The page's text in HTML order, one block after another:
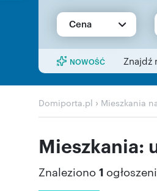
Cena
NOWOŚĆ Znajdź
Domiporta.pl › Mieszkania
Mieszkania:
Znaleziono 1